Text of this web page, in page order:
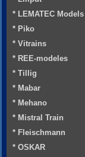
* LEMATEC Models
* Piko
* Vitrains
* REE-modeles
* Tillig
* Mabar
* Mehano
* Mistral Train
* Fleischmann
* OSKAR